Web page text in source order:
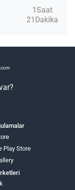
1Saat
21Dakika
Play Store